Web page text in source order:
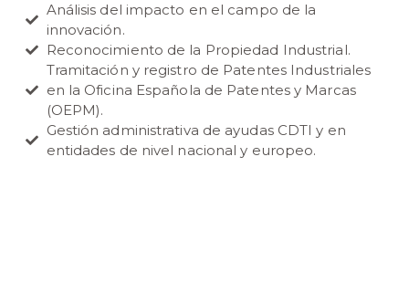
Análisis del impacto en el campo de la
innovación.
Reconocimiento de la Propiedad Industrial.
Tramitación y registro de Patentes Industriales
en la Oficina Española de Patentes y Marcas
(OEPM).
Gestión administrativa de ayudas CDTI y en
entidades de nivel nacional y europeo.